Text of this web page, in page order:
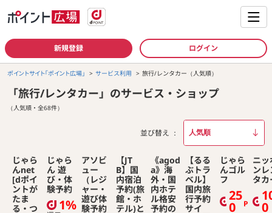
新規登録 ログイン
ポイントサイト「ポイント広場」 サービス利用 旅行/レンタカー（人気順）
「旅行/レンタカー」のサービス・ショップ
（人気順・全68件）
並び替え
じゃら
んnet
[dポイ
ントが
たま
る・つ
じゃら
ん 遊
び・体
験予約
1%
アソビ
ュー
（レジ
ャー・
遊び体
験予約
【JT
B】国
内宿泊
予約(旅
館・ホ
テル)と
《agod
a》海
外・国
内ホテ
ル格安
予約の
【るる
ぶトラ
ベル】
国内旅
行予約
サイ
じゃら
んゴル
フ
25
0 P
ニッ
ンレ
タカ
0